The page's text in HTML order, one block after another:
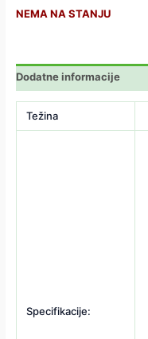
NEMA NA STANJU
Dodatne informacije
Težina
Specifikacije: